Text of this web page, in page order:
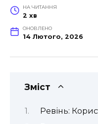
НА ЧИТАННЯ
2 хв
ОНОВЛЕНО
14 Лютого, 2026
Зміст
Ревінь: